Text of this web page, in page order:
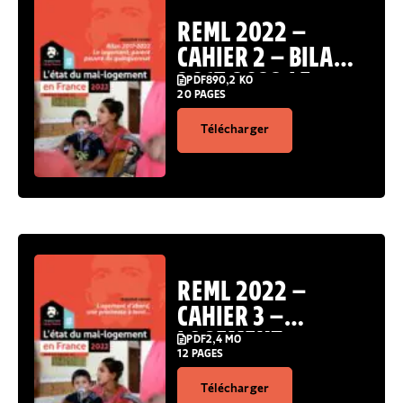
REML 2022 –
CAHIER 2 – BILAN
2017-2022 LE
LOGEMENT PARENT
PAUVRE DU
QUINQUENNAT
PDF890,2 KO
20 PAGES
Télécharger
REML 2022 –
CAHIER 3 –
LOGEMENT
D’ABORD, UNE
PROMESSE À TENIR
PDF2,4 MO
12 PAGES
Télécharger